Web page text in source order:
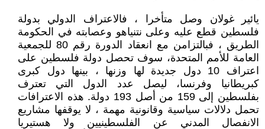
يائير غولان وصل متأخرا ، فالاعتراف الدولي بدولة
فلسطين قطع عليه وعلى نتنياهو وعصابته في الحكومة
الطريق ، فبالتزامن مع انعقاد الدورة رقم 80 للجمعية
العامة للأمم المتحدة، سوف تحصل دولة فلسطين على
اعتراف 10 دول جديدة لها وزنها ، بينها دول كبرى
كبريطانيا وفرنسا، ليصل عدد الدول التي تعترف
بفلسطين إلى 159 من أصل 193 دولة. هذه الاعترافات
تحمل دلالات سياسية وقانونية مهمة ، لا يوقفها مشاريع
الانفصال المدني عن الفلسطينيين ولا هستيريا